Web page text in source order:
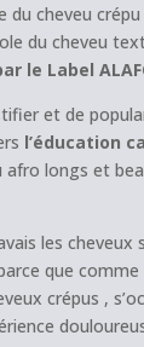
du cheveu
du cheveu
le Label
et de
l’éducation
afro longs et
les cheveux
que
crépus ,